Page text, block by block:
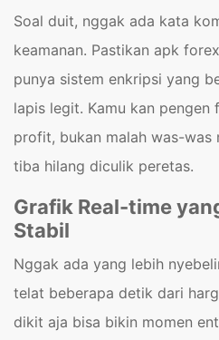
Soal duit, nggak ada kata
keamanan. Pastikan apk
punya sistem enkripsi yang
lapis legit. Kamu kan pengen
profit, bukan malah was-
tiba hilang diculik peretas.
Grafik Real-time
Stabil
Nggak ada yang lebih
telat beberapa detik dari
dikit aja bisa bikin momen